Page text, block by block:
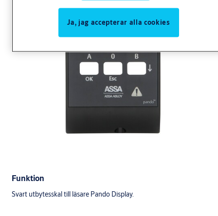
Funktion
Svart utbytesskal till läsare Pando Display.
Ja, jag accepterar alla cookies